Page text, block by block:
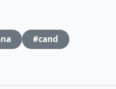
#cand